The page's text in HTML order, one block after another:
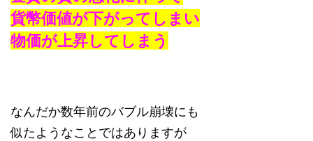
貨幣価値が下がってしまい
物価が上昇してしまう
なんだか数年前のバブル崩壊にも
似たようなことではありますが